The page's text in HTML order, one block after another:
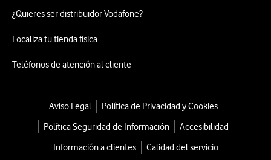
¿Quieres ser distribuidor Vodafone?
Localiza tu tienda física
Teléfonos de atención al cliente
Aviso Legal
Política de Privacidad y Cookies
Política Seguridad de Información
Accesibilidad
Información a clientes
Calidad del servicio